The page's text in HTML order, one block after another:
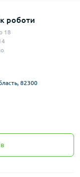
роботи
18
82300